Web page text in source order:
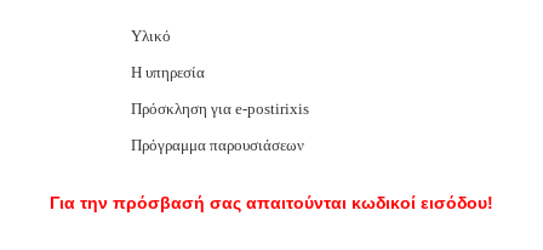
Υλικό
Η υπηρεσία
Πρόσκληση για e-postirixis
Πρόγραμμα παρουσιάσεων
Για την πρόσβασή σας απαιτούνται κωδικοί εισόδου!